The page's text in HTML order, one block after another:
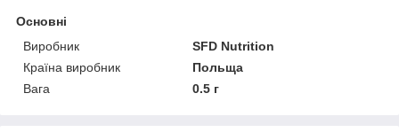
Основні
Виробник
SFD Nutrition
Країна виробник
Польща
Вага
0.5 г